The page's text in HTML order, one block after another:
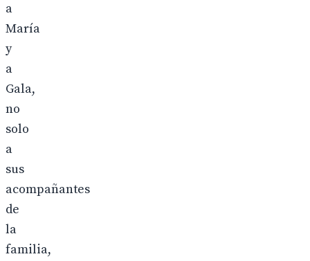
a
María
y
a
Gala,
no
solo
a
sus
acompañantes
de
la
familia,